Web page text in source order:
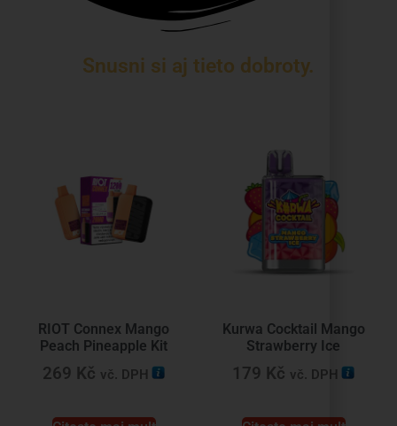
Snusni si aj tieto dobroty.
RIOT Connex Mango
Peach Pineapple Kit
269 Kč vč. DPH
Kurwa Cocktail Mango
Strawberry Ice
179 Kč vč. DPH